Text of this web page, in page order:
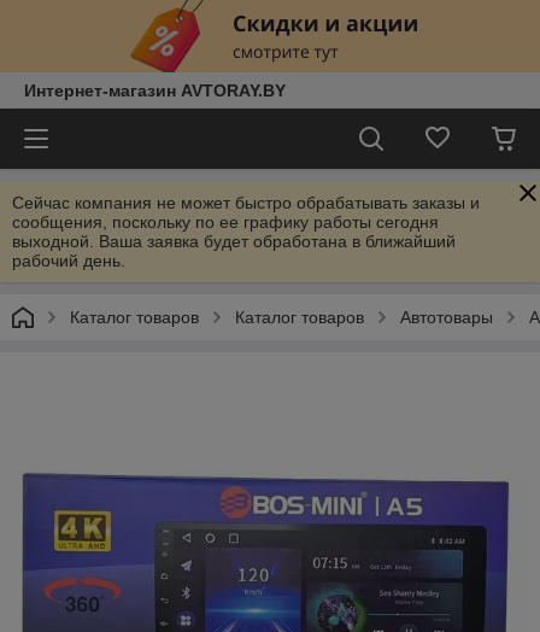
Интернет-магазин AVTORAY.BY
Сейчас компания не может быстро обрабатывать заказы и
сообщения, поскольку по ее графику работы сегодня
выходной. Ваша заявка будет обработана в ближайший
рабочий день.
Каталог товаров Каталог товаров Автотовары